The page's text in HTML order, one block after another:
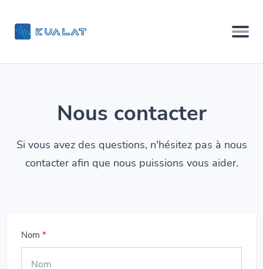
Nous contacter
Si vous avez des questions, n'hésitez pas à nous
contacter afin que nous puissions vous aider.
Nom *